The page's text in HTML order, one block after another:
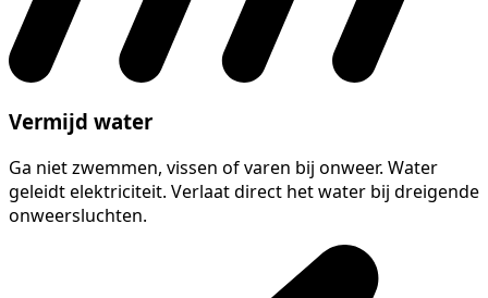
Vermijd water
Ga niet zwemmen, vissen of varen bij onweer. Water
geleidt elektriciteit. Verlaat direct het water bij dreigende
onweersluchten.